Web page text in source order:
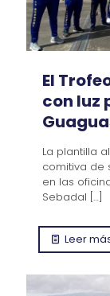
El
con luz
La plantilla
comitiva de
en las
Sebadal […]
Leer